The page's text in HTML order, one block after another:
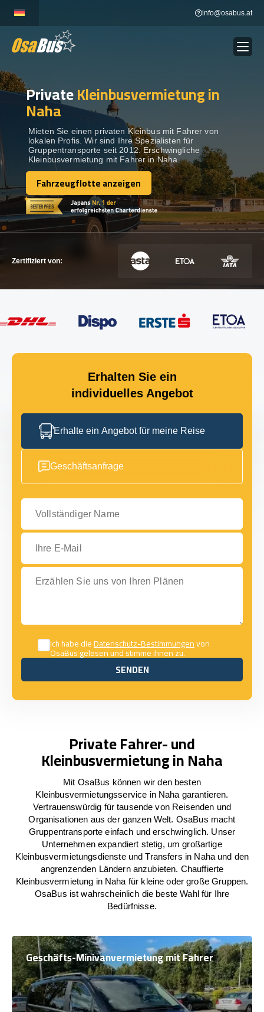
content
info@osabus.at
BUSVERMIETUNG Show dropdown
REISEZIELE
FLOTTE
KONTAKTIEREN SIE UNS
KONTAKTIEREN SIE UNS
PrivateKleinbusvermietung in
Naha
Mieten Sie einen privaten Kleinbus mit Fahrer von
lokalen Profis. Wir sind Ihre Spezialisten für
Gruppentransporte seit 2012. Erschwingliche
Kleinbusvermietung mit Fahrer in Naha.
Fahrzeugflotte anzeigen
Fahrzeugflotte anzeigen
Zertifiziert von:
Erhalten Sie ein
individuelles Angebot
Erhalte ein Angebot für meine Reise
Geschäftsanfrage
Vollständiger Name
Ihre E-Mail
Erzählen Sie uns von Ihren Plänen
Ich habe dieDatenschutz-Bestimmungenvon
OsaBus gelesen und stimme ihnen zu.
SENDEN
SENDEN
Private Fahrer- und
Kleinbusvermietung in Naha
Mit OsaBus können wir den besten
Kleinbusvermietungsservice in Naha garantieren.
Vertrauenswürdig für tausende von Reisenden und
Organisationen aus der ganzen Welt. OsaBus macht
Gruppentransporte einfach und erschwinglich. Unser
Unternehmen expandiert stetig, um großartige
Kleinbusvermietungsdienste und Transfers in Naha und den
angrenzenden Ländern anzubieten. Chauffierte
Kleinbusvermietung in Naha für kleine oder große Gruppen.
OsaBus ist wahrscheinlich die beste Wahl für Ihre
Bedürfnisse.
Geschäfts-Minivanvermietung mit Fahrer